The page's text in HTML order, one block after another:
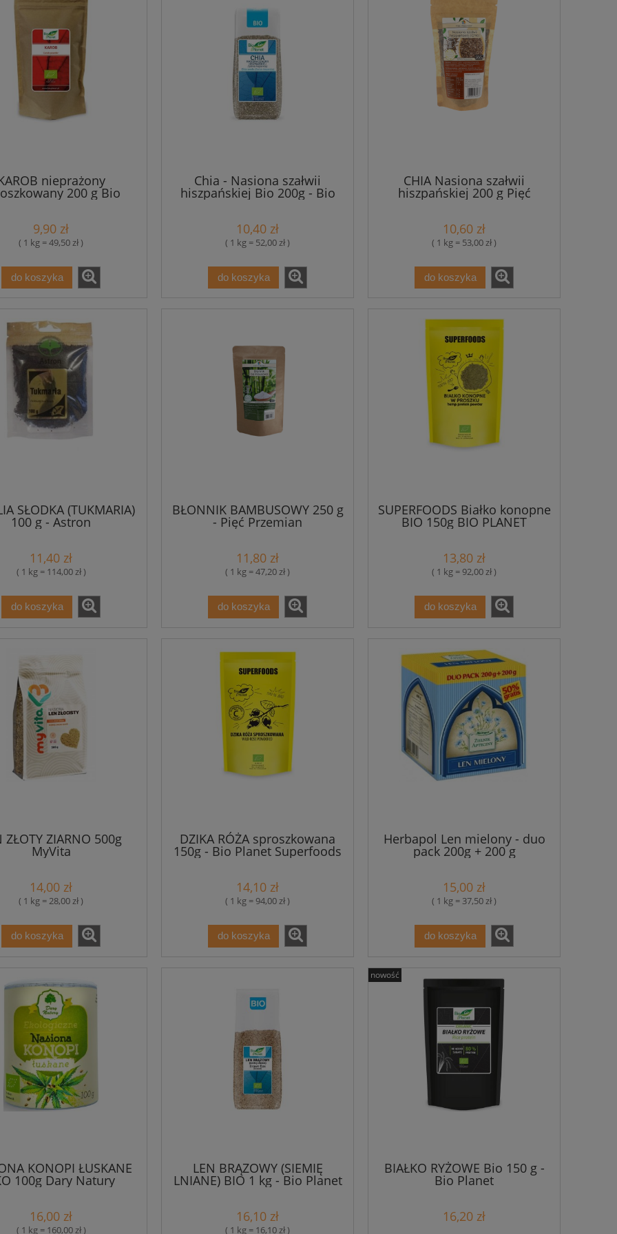
nieprażony
200 g Bio
Planet
9,90 zł
( 1 kg = 49,50 zł )
do koszyka
Chia - Nasiona szałwii
hiszpańskiej Bio 200g - Bio
planet
10,40 zł
( 1 kg = 52,00 zł )
do koszyka
CHIA Nasiona szałwii
hiszpańskiej 200 g Pięć
Przemian
10,60 zł
( 1 kg = 53,00 zł )
do koszyka
SŁODKA (TUKMARIA)
100 g - Astron
11,40 zł
( 1 kg = 114,00 zł )
do koszyka
BŁONNIK BAMBUSOWY 250 g
- Pięć Przemian
11,80 zł
( 1 kg = 47,20 zł )
do koszyka
SUPERFOODS Białko konopne
BIO 150g BIO PLANET
13,80 zł
( 1 kg = 92,00 zł )
do koszyka
ZŁOTY ZIARNO 500g
MyVita
14,00 zł
( 1 kg = 28,00 zł )
do koszyka
DZIKA RÓŻA sproszkowana
150g - Bio Planet Superfoods
14,10 zł
( 1 kg = 94,00 zł )
do koszyka
Herbapol Len mielony - duo
pack 200g + 200 g
15,00 zł
( 1 kg = 37,50 zł )
do koszyka
KONOPI ŁUSKANE
100g Dary Natury
16,00 zł
( 1 kg = 160,00 zł )
LEN BRĄZOWY (SIEMIĘ
LNIANE) BIO 1 kg - Bio Planet
16,10 zł
( 1 kg = 16,10 zł )
BIAŁKO RYŻOWE Bio 150 g -
Bio Planet
16,20 zł
nowość